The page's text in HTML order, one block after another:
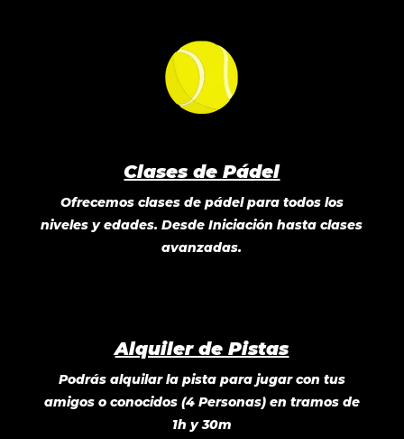
Clases de Pádel
Ofrecemos clases de pádel para todos los
niveles y edades. Desde Iniciación hasta clases
avanzadas.
Alquiler de Pistas
Podrás alquilar la pista para jugar con tus
amigos o conocidos (4 Personas) en tramos de
1h y 30m